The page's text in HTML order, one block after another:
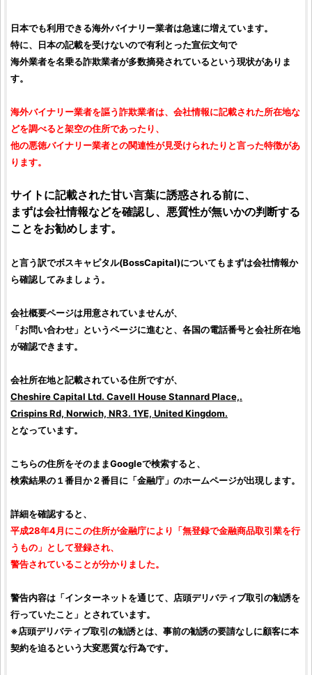
日本でも利用できる海外バイナリー業者は急速に増えています。
特に、日本の記載を受けないので有利とった宣伝文句で
海外業者を名乗る詐欺業者が多数摘発されているという現状がありま
す。
海外バイナリー業者を謳う詐欺業者は、会社情報に記載された所在地な
どを調べると架空の住所であったり、
他の悪徳バイナリー業者との関連性が見受けられたりと言った特徴があ
ります。
サイトに記載された甘い言葉に誘惑される前に、
まずは会社情報などを確認し、悪質性が無いかの判断する
ことをお勧めします。
と言う訳でボスキャピタル(BossCapital)についてもまずは会社情報か
ら確認してみましょう。
会社概要ページは用意されていませんが、
「お問い合わせ」というページに進むと、各国の電話番号と会社所在地
が確認できます。
会社所在地と記載されている住所ですが、
Cheshire Capital Ltd. Cavell House Stannard Place,.
Crispins Rd, Norwich, NR3. 1YE, United Kingdom.
となっています。
こちらの住所をそのままGoogleで検索すると、
検索結果の１番目か２番目に「金融庁」のホームページが出現します。
詳細を確認すると、
平成28年4月にこの住所が金融庁により「無登録で金融商品取引業を行
うもの」として登録され、
警告されていることが分かりました。
警告内容は「インターネットを通じて、店頭デリバティブ取引の勧誘を
行っていたこと」とされています。
※店頭デリバティブ取引の勧誘とは、事前の勧誘の要請なしに顧客に本
契約を迫るという大変悪質な行為です。